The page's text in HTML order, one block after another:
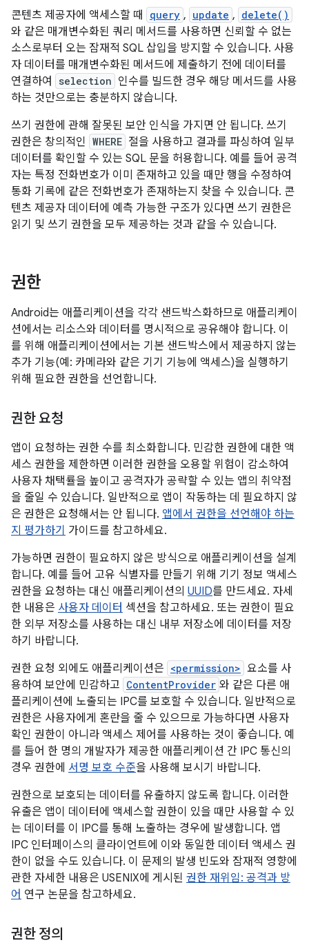
콘텐츠 제공자에 액세스할 때 query , update , delete()
와 같은 매개변수화된 쿼리 메서드를 사용하면 신뢰할 수 없는
소스로부터 오는 잠재적 SQL 삽입을 방지할 수 있습니다. 사용
자 데이터를 매개변수화된 메서드에 제출하기 전에 데이터를
연결하여
selection 인수를 빌드한 경우 해당 메서드를 사용
하는 것만으로는 충분하지 않습니다.
쓰기 권한에 관해 잘못된 보안 인식을 가지면 안 됩니다. 쓰기
권한은 창의적인 WHERE 절을 사용하고 결과를 파싱하여 일부
데이터를 확인할 수 있는 SQL 문을 허용합니다. 예를 들어 공격
자는 특정 전화번호가 이미 존재하고 있을 때만 행을 수정하여
통화 기록에 같은 전화번호가 존재하는지 찾을 수 있습니다. 콘
텐츠 제공자 데이터에 예측 가능한 구조가 있다면 쓰기 권한은
읽기 및 쓰기 권한을 모두 제공하는 것과 같을 수 있습니다.
권한
Android는 애플리케이션을 각각 샌드박스화하므로 애플리케이
션에서는 리소스와 데이터를 명시적으로 공유해야 합니다. 이
를 위해 애플리케이션에서는 기본 샌드박스에서 제공하지 않는
추가 기능(예: 카메라와 같은 기기 기능에 액세스)을 실행하기
위해 필요한 권한을 선언합니다.
권한 요청
앱이 요청하는 권한 수를 최소화합니다. 민감한 권한에 대한 액
세스 권한을 제한하면 이러한 권한을 오용할 위험이 감소하여
사용자 채택률을 높이고 공격자가 공략할 수 있는 앱의 취약점
을 줄일 수 있습니다. 일반적으로 앱이 작동하는 데 필요하지 않
은 권한은 요청해서는 안 됩니다. 앱에서 권한을 선언해야 하는
지 평가하기 가이드를 참고하세요.
가능하면 권한이 필요하지 않은 방식으로 애플리케이션을 설계
합니다. 예를 들어 고유 식별자를 만들기 위해 기기 정보 액세스
권한을 요청하는 대신 애플리케이션의 UUID를 만드세요. 자세
한 내용은 사용자 데이터 섹션을 참고하세요. 또는 권한이 필요
한 외부 저장소를 사용하는 대신 내부 저장소에 데이터를 저장
하기 바랍니다.
권한 요청 외에도 애플리케이션은 <permission> 요소를 사
용하여 보안에 민감하고 ContentProvider 와 같은 다른 애
플리케이션에 노출되는 IPC를 보호할 수 있습니다. 일반적으로
권한은 사용자에게 혼란을 줄 수 있으므로 가능하다면 사용자
확인 권한이 아니라 액세스 제어를 사용하는 것이 좋습니다. 예
를 들어 한 명의 개발자가 제공한 애플리케이션 간 IPC 통신의
경우 권한에 서명 보호 수준을 사용해 보시기 바랍니다.
권한으로 보호되는 데이터를 유출하지 않도록 합니다. 이러한
유출은 앱이 데이터에 액세스할 권한이 있을 때만 사용할 수 있
는 데이터를 이 IPC를 통해 노출하는 경우에 발생합니다. 앱
IPC 인터페이스의 클라이언트에 이와 동일한 데이터 액세스 권
한이 없을 수도 있습니다. 이 문제의 발생 빈도와 잠재적 영향에
관한 자세한 내용은 USENIX에 게시된 권한 재위임: 공격과 방
어 연구 논문을 참고하세요.
권한 정의